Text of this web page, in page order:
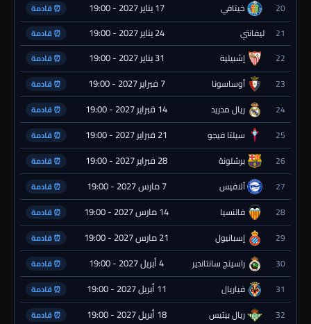
20 خيتافي 17 يناير 2027 - 19:00 ⏰ قادمة
21 ليفانتي 24 يناير 2027 - 19:00 ⏰ قادمة
22 إشبيلية 31 يناير 2027 - 19:00 ⏰ قادمة
23 أوساسونا 7 فبراير 2027 - 19:00 ⏰ قادمة
24 ريال مدريد 14 فبراير 2027 - 19:00 ⏰ قادمة
25 سيلتا فيجو 21 فبراير 2027 - 19:00 ⏰ قادمة
26 برشلونة 28 فبراير 2027 - 19:00 ⏰ قادمة
27 ألافيس 7 مارس 2027 - 19:00 ⏰ قادمة
28 فالنسيا 14 مارس 2027 - 19:00 ⏰ قادمة
29 إسبانيول 21 مارس 2027 - 19:00 ⏰ قادمة
30 راسينج سانتاندير 4 أبريل 2027 - 19:00 ⏰ قادمة
31 فياريال 11 أبريل 2027 - 19:00 ⏰ قادمة
32 ريال بيتيس 18 أبريل 2027 - 19:00 ⏰ قادمة